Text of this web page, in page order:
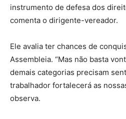
instrumento de defesa dos
comenta o dirigente-vereador.
Ele avalia ter chances de
Assembleia. “Mas não basta
demais categorias precisam
trabalhador fortalecerá as
observa.